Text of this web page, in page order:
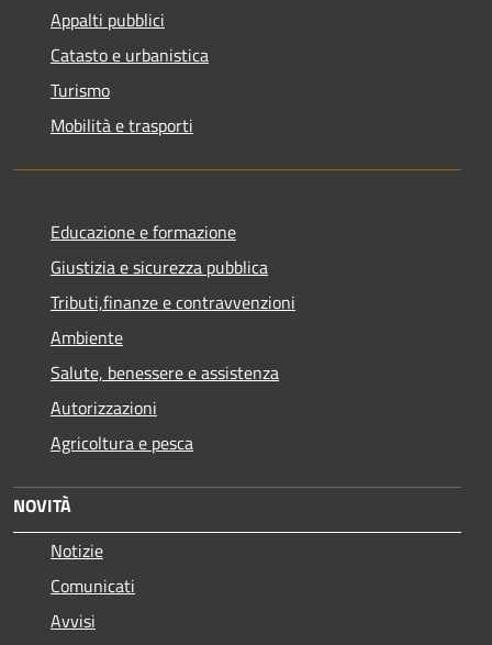
Appalti pubblici
Catasto e urbanistica
Turismo
Mobilità e trasporti
Educazione e formazione
Giustizia e sicurezza pubblica
Tributi,finanze e contravvenzioni
Ambiente
Salute, benessere e assistenza
Autorizzazioni
Agricoltura e pesca
NOVITÀ
Notizie
Comunicati
Avvisi